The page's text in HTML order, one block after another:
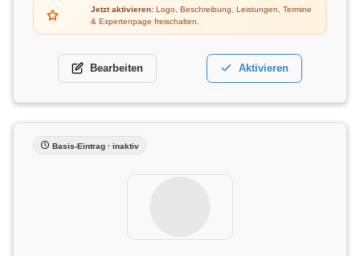
Jetzt aktivieren: Logo, Beschreibung, Leistungen, Termine
& Expertenpage freischalten.
Bearbeiten Aktivieren
Basis-Eintrag · inaktiv